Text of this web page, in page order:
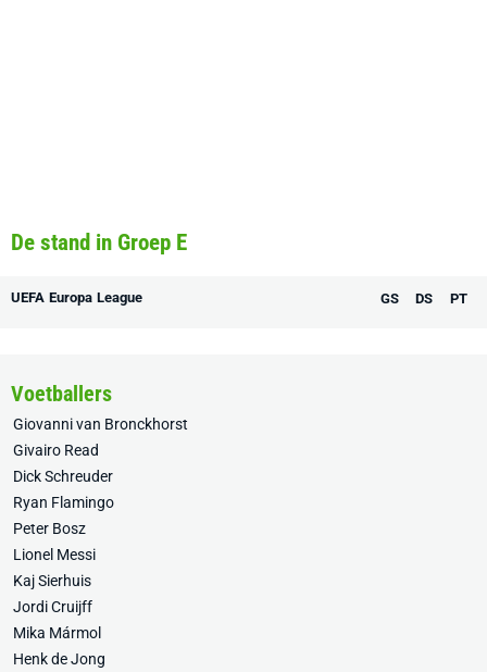
De stand in Groep E
UEFA Europa League GS DS PT
Voetballers
Giovanni van Bronckhorst
Givairo Read
Dick Schreuder
Ryan Flamingo
Peter Bosz
Lionel Messi
Kaj Sierhuis
Jordi Cruijff
Mika Mármol
Henk de Jong